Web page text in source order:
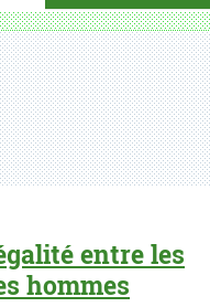
entre les
hommes